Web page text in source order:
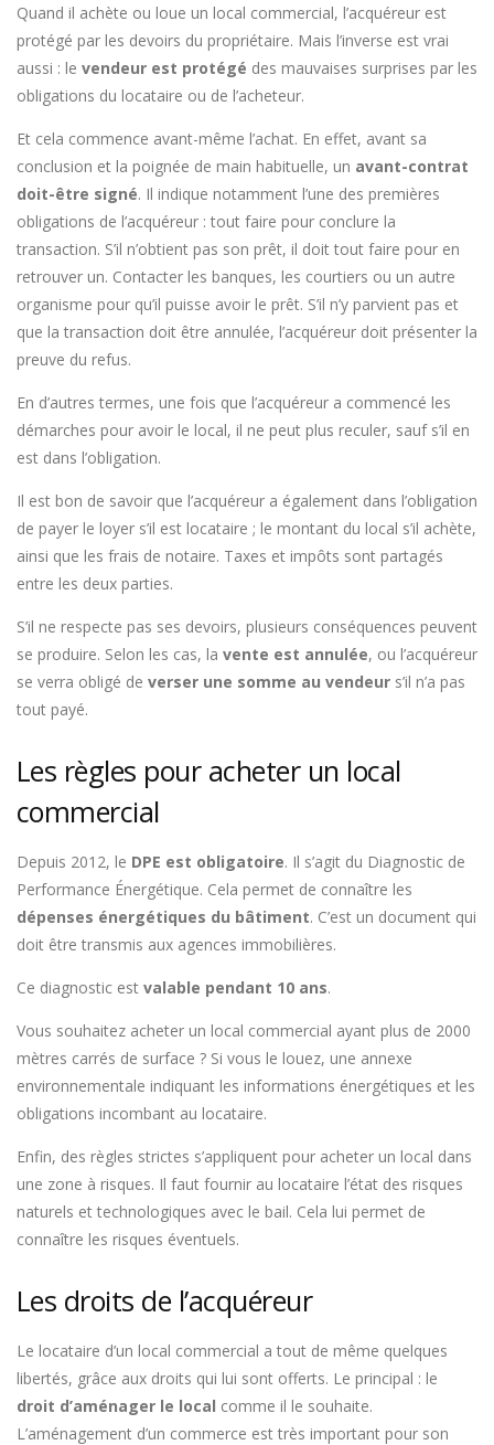
Quand il achète ou loue un local commercial, l’acquéreur est
protégé par les devoirs du propriétaire. Mais l’inverse est vrai
aussi : le vendeur est protégé des mauvaises surprises par les
obligations du locataire ou de l’acheteur.
Et cela commence avant-même l’achat. En effet, avant sa
conclusion et la poignée de main habituelle, un avant-contrat
doit-être signé. Il indique notamment l’une des premières
obligations de l’acquéreur : tout faire pour conclure la
transaction. S’il n’obtient pas son prêt, il doit tout faire pour en
retrouver un. Contacter les banques, les courtiers ou un autre
organisme pour qu’il puisse avoir le prêt. S’il n’y parvient pas et
que la transaction doit être annulée, l’acquéreur doit présenter la
preuve du refus.
En d’autres termes, une fois que l’acquéreur a commencé les
démarches pour avoir le local, il ne peut plus reculer, sauf s’il en
est dans l’obligation.
Il est bon de savoir que l’acquéreur a également dans l’obligation
de payer le loyer s’il est locataire ; le montant du local s’il achète,
ainsi que les frais de notaire. Taxes et impôts sont partagés
entre les deux parties.
S’il ne respecte pas ses devoirs, plusieurs conséquences peuvent
se produire. Selon les cas, la vente est annulée, ou l’acquéreur
se verra obligé de verser une somme au vendeur s’il n’a pas
tout payé.
Les règles pour acheter un local
commercial
Depuis 2012, le DPE est obligatoire. Il s’agit du Diagnostic de
Performance Énergétique. Cela permet de connaître les
dépenses énergétiques du bâtiment. C’est un document qui
doit être transmis aux agences immobilières.
Ce diagnostic est valable pendant 10 ans.
Vous souhaitez acheter un local commercial ayant plus de 2000
mètres carrés de surface ? Si vous le louez, une annexe
environnementale indiquant les informations énergétiques et les
obligations incombant au locataire.
Enfin, des règles strictes s’appliquent pour acheter un local dans
une zone à risques. Il faut fournir au locataire l’état des risques
naturels et technologiques avec le bail. Cela lui permet de
connaître les risques éventuels.
Les droits de l’acquéreur
Le locataire d’un local commercial a tout de même quelques
libertés, grâce aux droits qui lui sont offerts. Le principal : le
droit d’aménager le local comme il le souhaite.
L’aménagement d’un commerce est très important pour son